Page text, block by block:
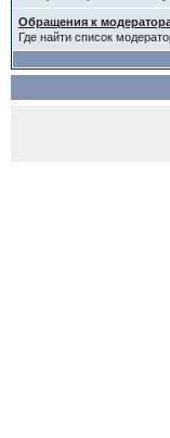
Обращения к
Где найти список